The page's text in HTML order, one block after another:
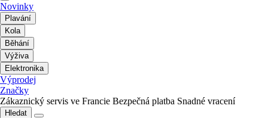
Novinky
Plavání
Kola
Běhání
Výživa
Elektronika
Výprodej
Značky
Zákaznický servis ve Francie Bezpečná platba Snadné vracení
Hledat